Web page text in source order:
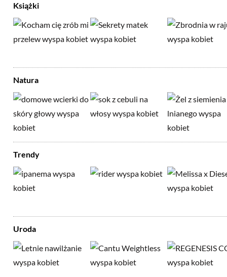
Książki
Natura
Trendy
Uroda